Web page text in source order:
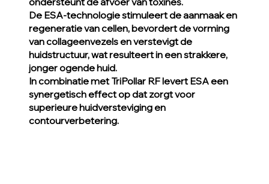
De ESA-technologie stimuleert de aanmaak en
regeneratie van cellen, bevordert de vorming
van collageenvezels en verstevigt de
huidstructuur, wat resulteert in een strakkere,
jonger ogende huid.
In combinatie met TriPollar RF levert ESA een
synergetisch effect op dat zorgt voor
superieure huidversteviging en
contourverbetering.